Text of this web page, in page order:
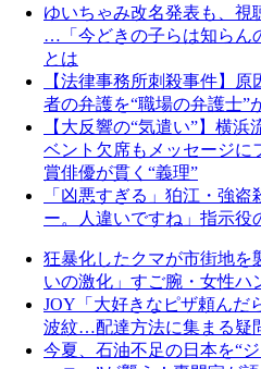
ゆいちゃみ改名発表も、視
…「今どきの子らは知らん
とは
【法律事務所刺殺事件】
者の弁護を“職場の弁護士”
【大反響の“気遣い”】横
ベント欠席もメッセージ
賞俳優が貫く“義理”
「凶悪すぎる」狛江・強
ー。人違いですね」指示役
狂暴化したクマが市街地を
いの激化」すご腕・女性ハ
JOY「大好きなピザ頼んだ
波紋…配達方法に集まる疑
今夏、石油不足の日本を“